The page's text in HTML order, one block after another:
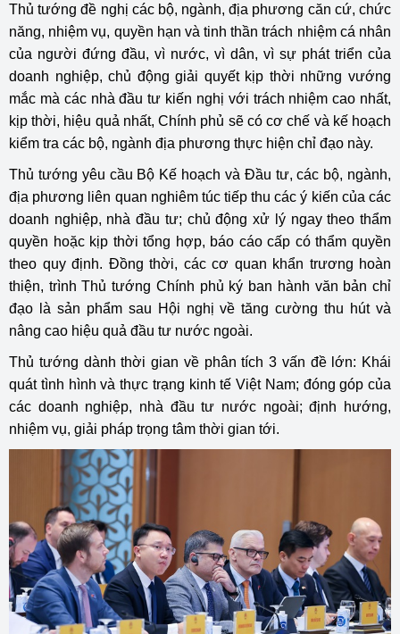
Thủ tướng đề nghị các bộ, ngành, địa phương căn cứ, chức
năng, nhiệm vụ, quyền hạn và tinh thần trách nhiệm cá nhân
của người đứng đầu, vì nước, vì dân, vì sự phát triển của
doanh nghiệp, chủ động giải quyết kịp thời những vướng
mắc mà các nhà đầu tư kiến nghị với trách nhiệm cao nhất,
kịp thời, hiệu quả nhất, Chính phủ sẽ có cơ chế và kế hoạch
kiểm tra các bộ, ngành địa phương thực hiện chỉ đạo này.
Thủ tướng yêu cầu Bộ Kế hoạch và Đầu tư, các bộ, ngành,
địa phương liên quan nghiêm túc tiếp thu các ý kiến của các
doanh nghiệp, nhà đầu tư; chủ động xử lý ngay theo thẩm
quyền hoặc kịp thời tổng hợp, báo cáo cấp có thẩm quyền
theo quy định. Đồng thời, các cơ quan khẩn trương hoàn
thiện, trình Thủ tướng Chính phủ ký ban hành văn bản chỉ
đạo là sản phẩm sau Hội nghị về tăng cường thu hút và
nâng cao hiệu quả đầu tư nước ngoài.
Thủ tướng dành thời gian về phân tích 3 vấn đề lớn: Khái
quát tình hình và thực trạng kinh tế Việt Nam; đóng góp của
các doanh nghiệp, nhà đầu tư nước ngoài; định hướng,
nhiệm vụ, giải pháp trọng tâm thời gian tới.